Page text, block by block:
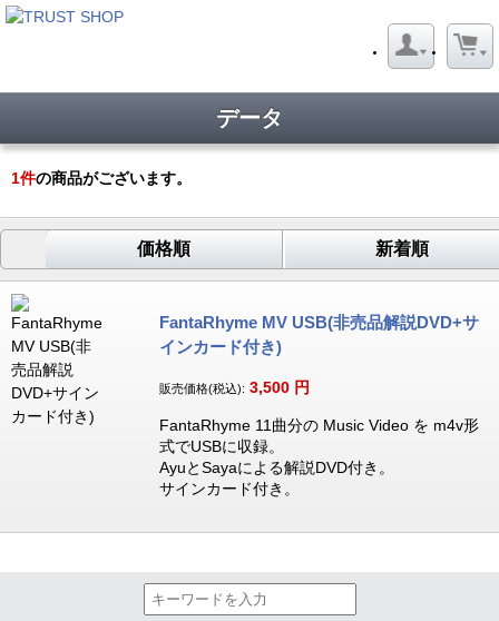
データ
1件の商品がございます。
価格順 新着順
FantaRhyme MV USB(非売品解説DVD+サ
インカード付き)
販売価格(税込): 3,500 円
FantaRhyme 11曲分の Music Video を m4v形
式でUSBに収録。
AyuとSayaによる解説DVD付き。
サインカード付き。